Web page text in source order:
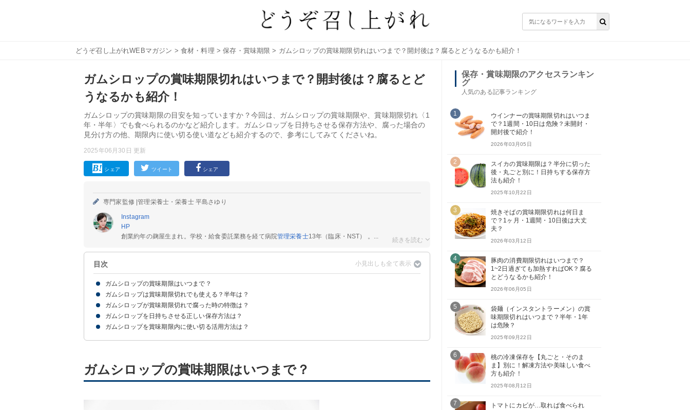
どうぞ召し上がれWEBマガジン > 食材・料理 >保存・賞味期限 > ガムシロップの賞味期限切れはいつまで？開封後は？腐るとどうなるかも紹介！
ガムシロップの賞味期限切れはいつまで？開封後は？腐るとど
うなるかも紹介！
ガムシロップの賞味期限の目安を知っていますか？今回は、ガムシロップの賞味期限や、賞味期限切れ〈1
年・半年〉でも食べられるのかなど紹介します。ガムシロップを日持ちさせる保存方法や、腐った場合の
見分け方の他、期限内に使い切る使い道なども紹介するので、参考にしてみてくださいね。
2025年06月30日 更新
シェア ツイート シェア
専門家監修 |管理栄養士・栄養士 平島さゆり
Instagram
HP
創業約年の麹屋生まれ。学校・給食委託業務を経て病院管理栄養士13年（臨床・NST） 。...
目次
ガムシロップの賞味期限はいつまで？
ガムシロップの賞味期限は1年程度
開封後のガムシロップはすぐに使い切ろう
ガムシロップは賞味期限切れでも使える？半年は？
まずは賞味期限と消費期限の違いを知っておこう
ガムシロップは賞味期限切れでも腐っていなければ使える
ガムシロップが賞味期限切れで腐った時の特徴は？
①匂い
②見た目
③味
ガムシロップを日持ちさせる正しい保存方法は？
ガムシロップは【常温保存】がおすすめ
ガムシロップを賞味期限内に使い切る活用方法は？
ガムシロップの賞味期限はいつまで？
保存・賞味期限のアクセスランキン
グ
人気のある記事ランキング
1
ウインナーの賞味期限切れはいつま
で？1週間・10日は危険？未開封・
開封後で紹介！
2026年03月05日
2
スイカの賞味期限は？半分に切った
後・丸ごと別に！日持ちする保存方
法も紹介！
2025年10月22日
3
焼きそばの賞味期限切れは何日ま
で？1ヶ月・1週間・10日後は大丈
夫？
2026年03月12日
4
豚肉の消費期限切れはいつまで？
1~2日過ぎても加熱すればOK？腐る
とどうなるかも紹介！
2026年06月05日
5
袋麺（インスタントラーメン）の賞
味期限切れはいつまで？半年・1年
は危険？
2025年09月22日
6
桃の冷凍保存を【丸ごと・そのま
ま】別に！解凍方法や美味しい食べ
方も紹介！
2025年08月12日
7
トマトにカビが…取れば食べられ